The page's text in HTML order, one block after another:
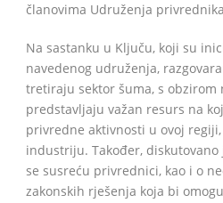
članovima Udruženja
Na sastanku u Ključu, koji su
navedenog udruženja,
tretiraju sektor šuma, s obzirom
predstavljaju važan resurs na
privredne aktivnosti u ovoj
industriju. Također, diskutovano
se susreću privrednici, kao i o
zakonskih rješenja koja bi